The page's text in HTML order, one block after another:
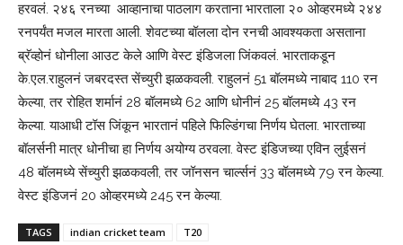
हरवलं. २४६ रनच्या आव्हानाचा पाठलाग करताना भारताला २० ओव्हरमध्ये २४४
रनपर्यंत मजल मारता आली. शेवटच्या बॉलला दोन रनची आवश्यकता असताना
ब्रॅव्होनं धोनीला आउट केले आणि वेस्ट इंडिजला जिंकवलं. भारताकडून
के.एल.राहुलनं जबरदस्त सेंच्युरी झळकवली. राहुलनं 51 बॉलमध्ये नाबाद 110 रन
केल्या, तर रोहित शर्मानं 28 बॉलमध्ये 62 आणि धोनीनं 25 बॉलमध्ये 43 रन
केल्या. याआधी टॉस जिंकून भारतानं पहिले फिल्डिंगचा निर्णय घेतला. भारताच्या
बॉलर्सनी मात्र धोनीचा हा निर्णय अयोग्य ठरवला. वेस्ट इंडिजच्या एविन लुईसनं
48 बॉलमध्ये सेंच्युरी झळकवली, तर जॉनसन चार्ल्सनं 33 बॉलमध्ये 79 रन केल्या.
वेस्ट इंडिजनं 20 ओव्हरमध्ये 245 रन केल्या.
TAGS indian cricket team T20